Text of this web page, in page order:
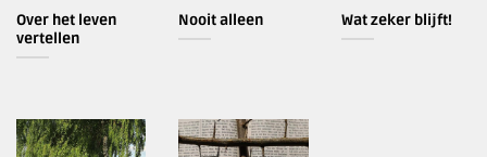
Over het leven
vertellen
Nooit alleen Wat zeker blijft!